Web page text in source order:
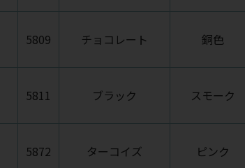
5809 チョコレート 銅色
5811 ブラック スモーク
5872 ターコイズ ピンク